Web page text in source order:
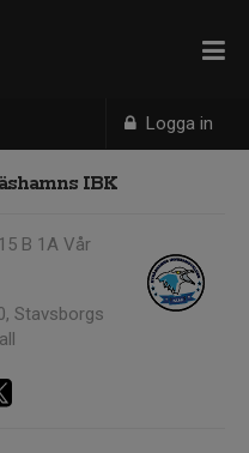
Logga in
IBK
B 1A Vår
Stavsborgs